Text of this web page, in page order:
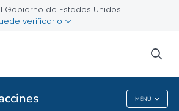
Gobierno de Estados Unidos
verificarlo
MENÚ
para las futuras mamás
médica